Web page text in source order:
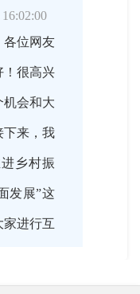
各位网友
！很高兴
机会和大
下来，我
乡村振
发展”这
家进行互